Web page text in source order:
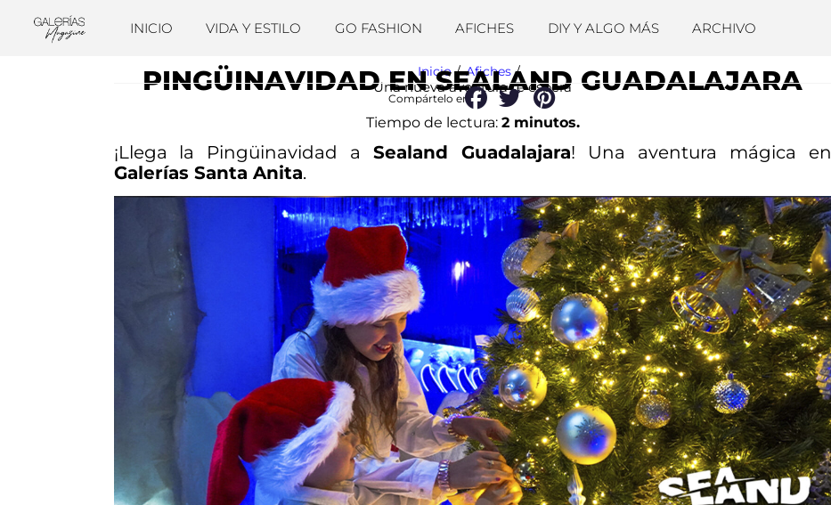
INICIO VIDA Y ESTILO GO FASHION AFICHES DIY Y ALGO MÁS ARCHIVO
Inicio / Afiches /
PINGÜINAVIDAD EN SEALAND GUADALAJARA
Una nueva aventura te espera
Compártelo en:
Tiempo de lectura: 2 minutos.
¡Llega la Pingüinavidad aSealand Guadalajara! Una aventura mágica en
Galerías Santa Anita.